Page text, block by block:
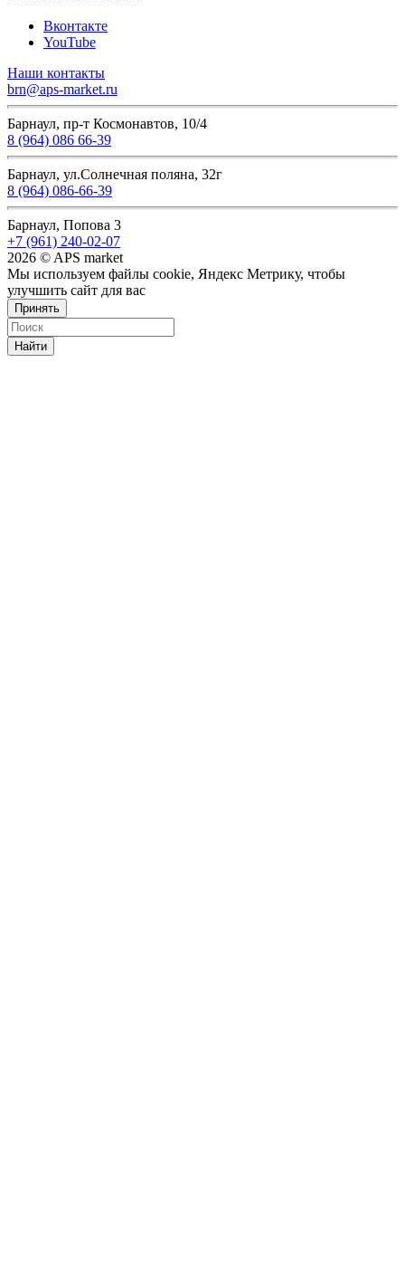
Вконтакте
YouTube
Наши контакты
brn@aps-market.ru
Барнаул, пр-т Космонавтов, 10/4
8 (964) 086 66-39
Барнаул, ул.Солнечная поляна, 32г
8 (964) 086-66-39
Барнаул, Попова 3
+7 (961) 240-02-07
2026 © APS market
Мы используем файлы cookie, Яндекс Метрику, чтобы
улучшить сайт для вас
Принять
Найти